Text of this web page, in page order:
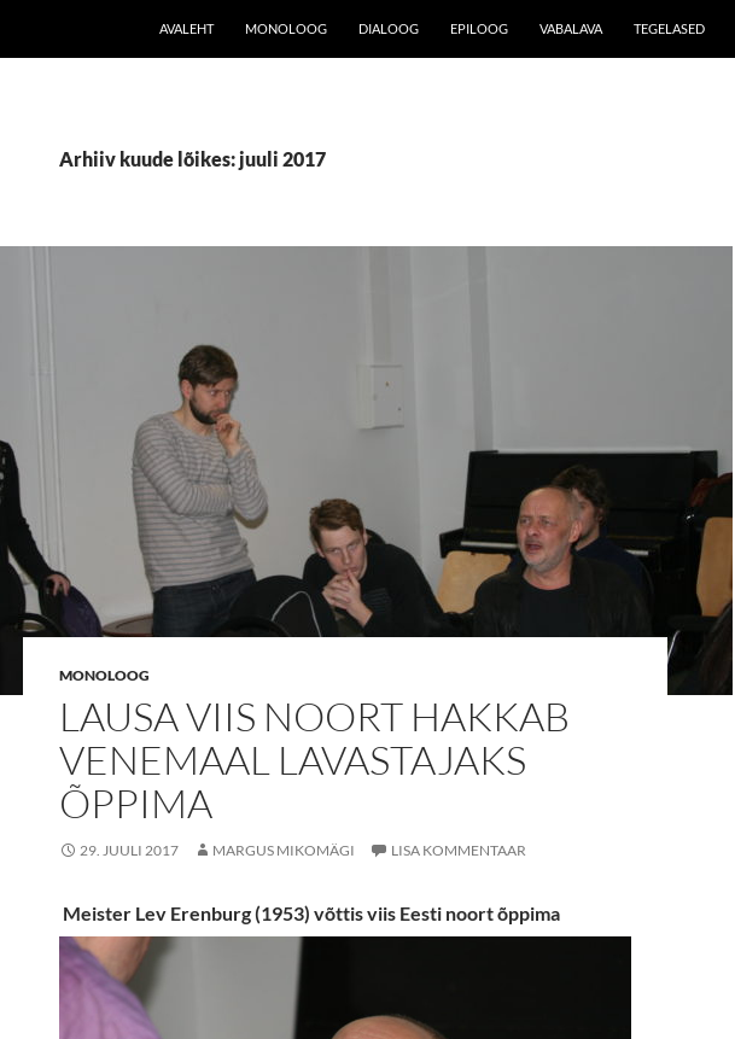
AVALEHT MONOLOOG DIALOOG EPILOOG VABALAVA TEGELASED
Arhiiv kuude lõikes: juuli 2017
MONOLOOG
LAUSA VIIS NOORT HAKKAB
VENEMAAL LAVASTAJAKS
ÕPPIMA
29. JUULI 2017 MARGUS MIKOMÄGI LISA KOMMENTAAR
Meister Lev Erenburg (1953) võttis viis Eesti noort õppima